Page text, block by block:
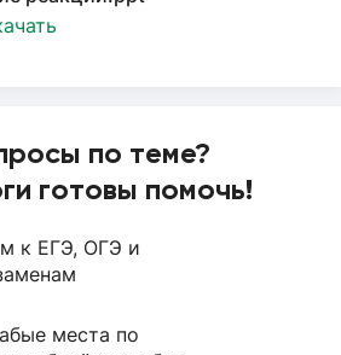
по теме?
готовы помочь!
к ЕГЭ, ОГЭ и
места по